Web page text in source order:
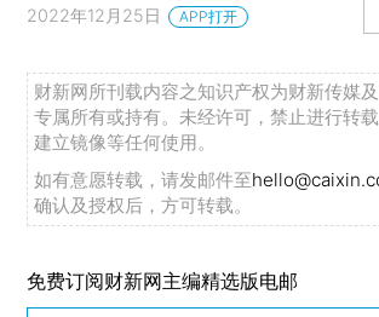
2022年12月25日 APP打开
财新网所刊载内容之知识产权为财新传媒
专属所有或持有。未经许可，禁止进行转
建立镜像等任何使用。
如有意愿转载，请发邮件至
确认及授权后，方可转载。
免费订阅财新网主编精选版电邮